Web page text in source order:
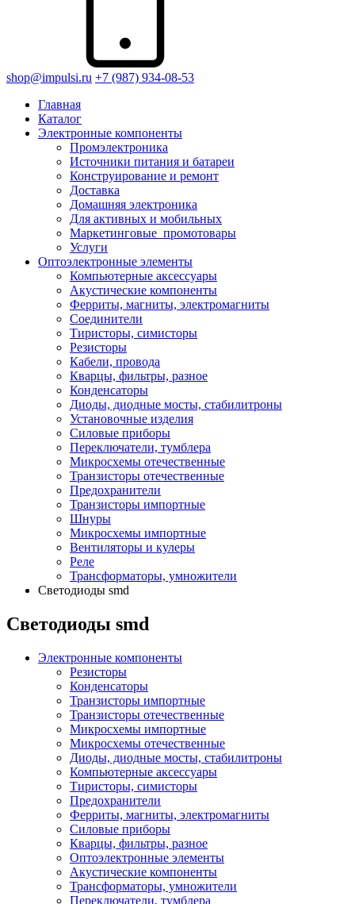
shop@impulsi.ru +7 (987) 934-08-53
Главная
Каталог
Электронные компоненты
Промэлектроника
Источники питания и батареи
Конструирование и ремонт
Доставка
Домашняя электроника
Для активных и мобильных
Маркетинговые_промотовары
Услуги
Оптоэлектронные элементы
Компьютерные аксессуары
Акустические компоненты
Ферриты, магниты, электромагниты
Соединители
Тиристоры, симисторы
Резисторы
Кабели, провода
Кварцы, фильтры, разное
Конденсаторы
Диоды, диодные мосты, стабилитроны
Установочные изделия
Силовые приборы
Переключатели, тумблера
Микросхемы отечественные
Транзисторы отечественные
Предохранители
Транзисторы импортные
Шнуры
Микросхемы импортные
Вентиляторы и кулеры
Реле
Трансформаторы, умножители
Светодиоды smd
Светодиоды smd
Электронные компоненты
Резисторы
Конденсаторы
Транзисторы импортные
Транзисторы отечественные
Микросхемы импортные
Микросхемы отечественные
Диоды, диодные мосты, стабилитроны
Компьютерные аксессуары
Тиристоры, симисторы
Предохранители
Ферриты, магниты, электромагниты
Силовые приборы
Кварцы, фильтры, разное
Оптоэлектронные элементы
Акустические компоненты
Трансформаторы, умножители
Переключатели, тумблера